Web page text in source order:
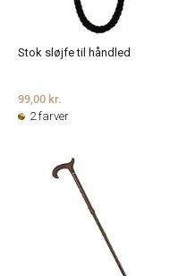
Stok sløjfe til håndled
99,00 kr.
2 farver